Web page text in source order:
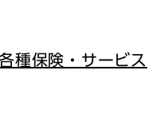
種保険・サービス